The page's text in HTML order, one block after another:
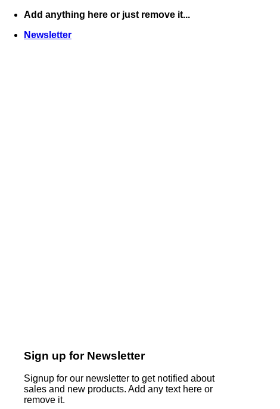
Skip
content
Add anything here or just remove it...
Newsletter
Sign up for Newsletter
Signup for our newsletter to get notified about
sales and new products. Add any text here or
remove it.